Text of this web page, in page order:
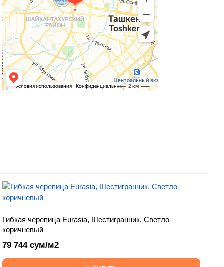
Гибкая черепица Eurasia, Шестигранник, Светло-
коричневый
79 744 сум/м2